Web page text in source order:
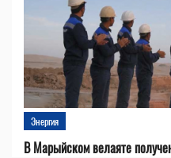
Энергия
В Марыйском велаяте